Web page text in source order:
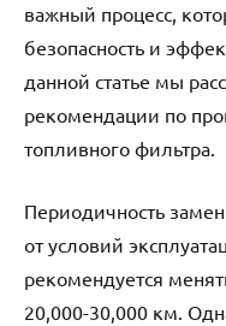
важный процесс,
безопасность и
данной статье мы
рекомендации по
топливного фильтра.
Периодичность
от условий
рекомендуется
20,000-30,000 км.